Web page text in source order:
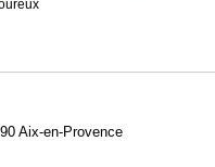
Aix-en-Provence